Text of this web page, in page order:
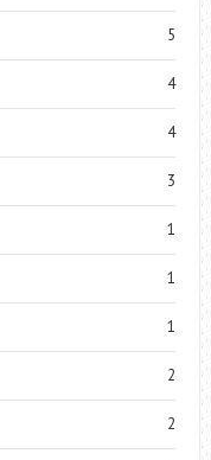
5
4
4
3
1
1
1
2
2